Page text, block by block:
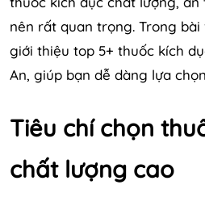
nên rất quan trọng. Trong
giới thiệu top 5+ thuốc kích
An, giúp bạn dễ dàng lựa
Tiêu chí chọn
chất lượng cao